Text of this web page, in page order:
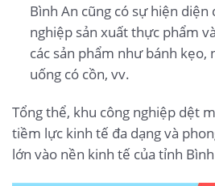
Bình An cũng có sự hiện diện
nghiệp sản xuất thực phẩm
các sản phẩm như bánh kẹo,
uống có cồn, vv.
Tổng thể, khu công nghiệp dệt
tiềm lực kinh tế đa dạng và
lớn vào nền kinh tế của tỉnh